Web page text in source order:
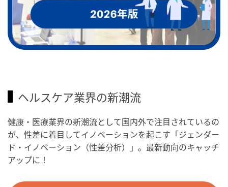
ヘルスケア業界の新潮流
健康・医療業界の新潮流として国内外で注目されているの
が、性差に着目してイノベーションを起こす「ジェンダー
ド・イノベーション（性差分析）」。最新動向のキャッチ
アップに！